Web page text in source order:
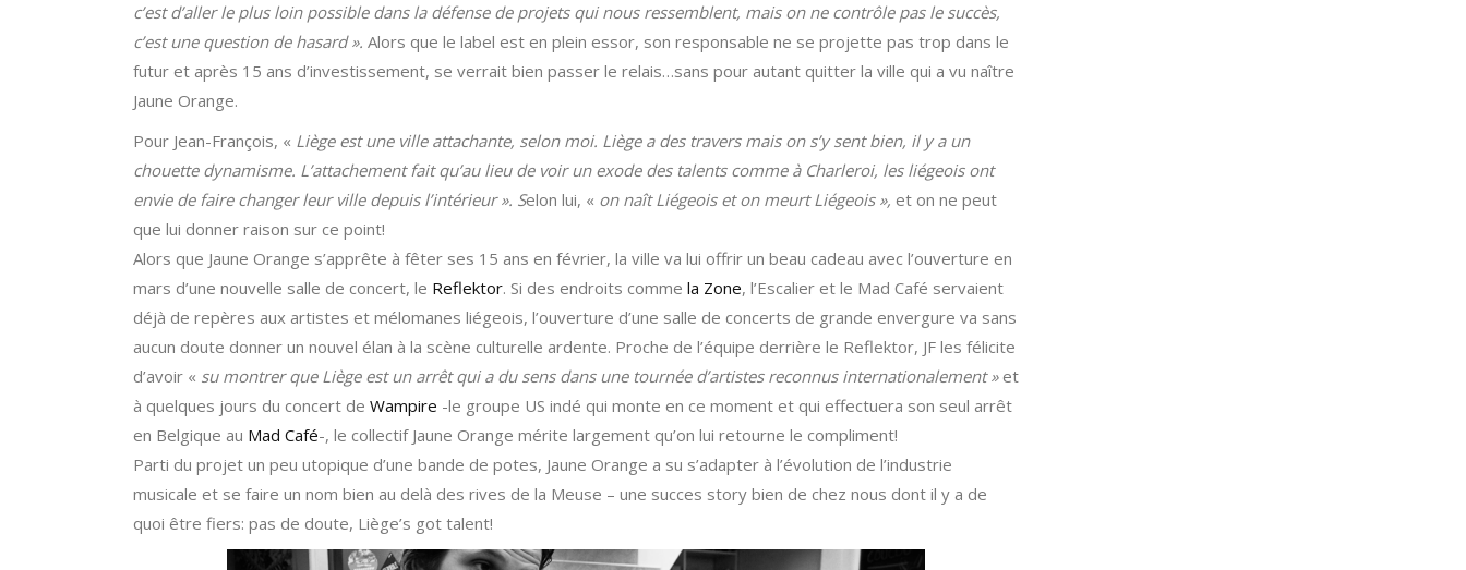
c’est d’aller le plus loin possible dans la défense de projets qui nous ressemblent, mais on ne contrôle pas le succès,
c’est une question de hasard ». Alors que le label est en plein essor, son responsable ne se projette pas trop dans le
futur et après 15 ans d’investissement, se verrait bien passer le relais…sans pour autant quitter la ville qui a vu naître
Jaune Orange.
Pour Jean-François, « Liège est une ville attachante, selon moi. Liège a des travers mais on s’y sent bien, il y a un
chouette dynamisme. L’attachement fait qu’au lieu de voir un exode des talents comme à Charleroi, les liégeois ont
envie de faire changer leur ville depuis l’intérieur ». Selon lui, « on naît Liégeois et on meurt Liégeois », et on ne peut
que lui donner raison sur ce point!
Alors que Jaune Orange s’apprête à fêter ses 15 ans en février, la ville va lui offrir un beau cadeau avec l’ouverture en
mars d’une nouvelle salle de concert, le Reflektor. Si des endroits comme la Zone, l’Escalier et le Mad Café servaient
déjà de repères aux artistes et mélomanes liégeois, l’ouverture d’une salle de concerts de grande envergure va sans
aucun doute donner un nouvel élan à la scène culturelle ardente. Proche de l’équipe derrière le Reflektor, JF les félicite
d’avoir « su montrer que Liège est un arrêt qui a du sens dans une tournée d’artistes reconnus internationalement »et
à quelques jours du concert de Wampire -le groupe US indé qui monte en ce moment et qui effectuera son seul arrêt
en Belgique au Mad Café-, le collectif Jaune Orange mérite largement qu’on lui retourne le compliment!
Parti du projet un peu utopique d’une bande de potes, Jaune Orange a su s’adapter à l’évolution de l’industrie
musicale et se faire un nom bien au delà des rives de la Meuse – une succes story bien de chez nous dont il y a de
quoi être fiers: pas de doute, Liège’s got talent!